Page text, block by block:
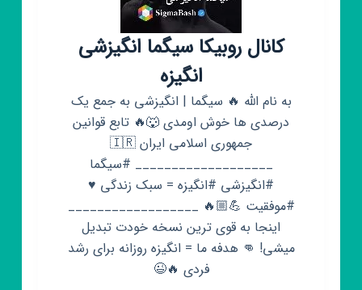
کانال روبیکا سیگما انگیزشی
انگیزه
به نام الله 🔥 سیگما | انگیزشی به جمع یک
درصدی ها خوش اومدی 🐺🔥 تابع قوانین
جمهوری اسلامی ایران 🇮🇷
___________________ #سیگما
#انگیزشی #انگیزه = سبک زندگی ♥️
#موفقیت 💪🏼🔥 __________________
اینجا به قوی ترین نسخه خودت تبدیل
میشی! 👊 هدفه ما = انگیزه روزانه برای رشد
فردی 🔥😉